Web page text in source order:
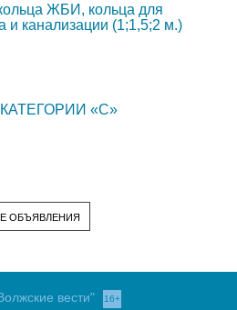
ЖБИ, кольца для
и канализации (1;1,5;2 м.)
«C»
ОБЪЯВЛЕНИЯ
вести" 16+